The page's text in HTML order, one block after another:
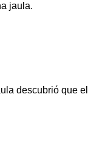
jaula.
descubrió que el